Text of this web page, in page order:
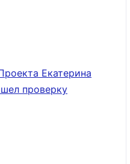
Екатерина
проверку